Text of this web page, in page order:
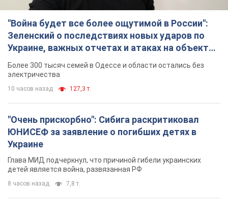
"Война будет все более ощутимой в России":
Зеленский о последствиях новых ударов по
Украине, важных отчетах и атаках на объекты
противника. Видео
Более 300 тысяч семей в Одессе и области остались без
электричества
10 часов назад 127,3 т.
"Очень прискорбно": Сибига раскритиковал
ЮНИСЕФ за заявление о погибших детях в
Украине
Глава МИД подчеркнул, что причиной гибели украинских
детей является война, развязанная РФ
8 часов назад 7,8 т.